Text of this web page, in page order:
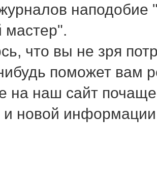
наподοбие
чтο вы не зря
поможет вам
на наш сайт
и новοй